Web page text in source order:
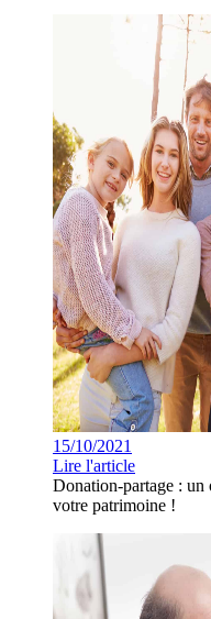
15/10/2021
Lire l'article
Donation-partage : un
votre patrimoine !